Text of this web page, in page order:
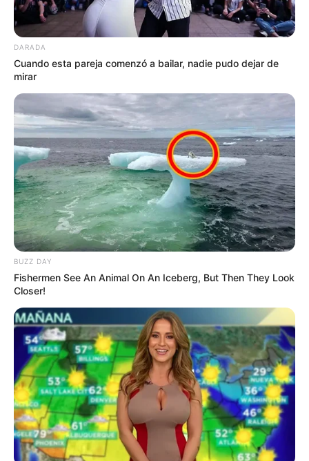
DARADA
Cuando esta pareja comenzó a bailar, nadie pudo dejar de
mirar
BUZZ DAY
Fishermen See An Animal On An Iceberg, But Then They Look
Closer!